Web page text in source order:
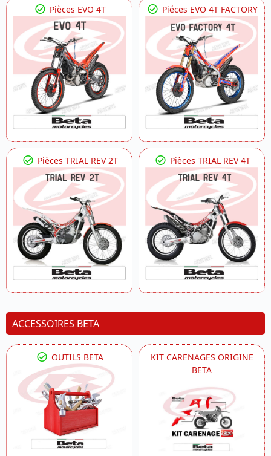
Pièces EVO 4T Piéces EVO 4T FACTORY
Pièces TRIAL REV 2T Pièces TRIAL REV 4T
ACCESSOIRES BETA
OUTILS BETA
KIT CARENAGES ORIGINE
BETA